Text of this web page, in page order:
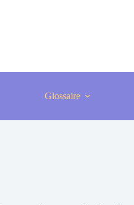
Glossaire